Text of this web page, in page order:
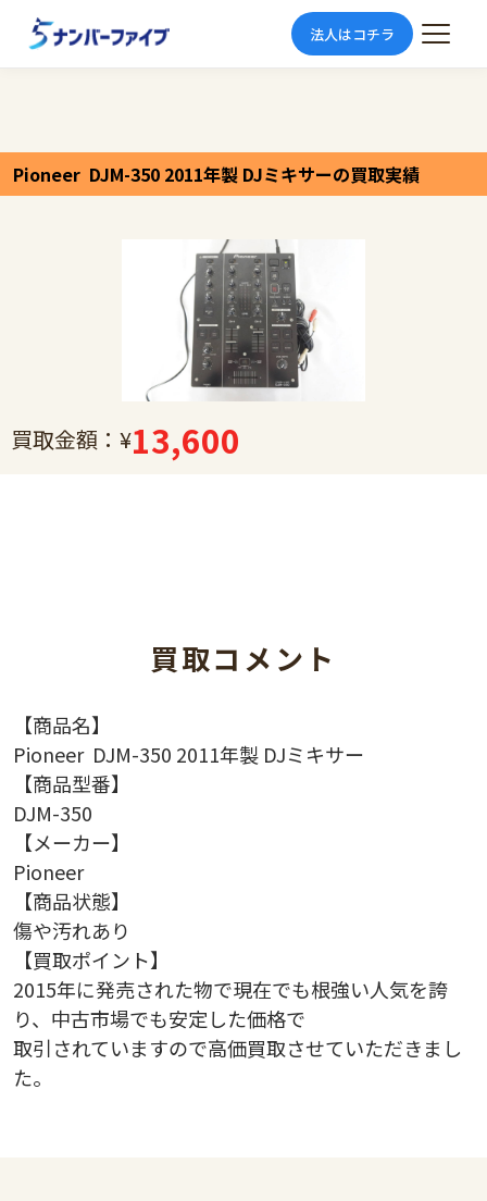
法人はコチラ
Pioneer DJM-350 2011年製 DJミキサーの買取実績
買取金額：¥13,600
買取コメント
【商品名】
Pioneer DJM-350 2011年製 DJミキサー
【商品型番】
DJM-350
【メーカー】
Pioneer
【商品状態】
傷や汚れあり
【買取ポイント】
2015年に発売された物で現在でも根強い人気を誇
り、中古市場でも安定した価格で
取引されていますので高価買取させていただきまし
た。